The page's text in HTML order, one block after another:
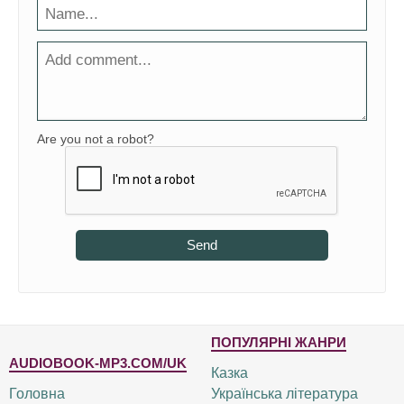
Are you not a robot?
Send
AUDIOBOOK-MP3.COM/UK
Головна
ПОПУЛЯРНІ ЖАНРИ
Казка
Українська література